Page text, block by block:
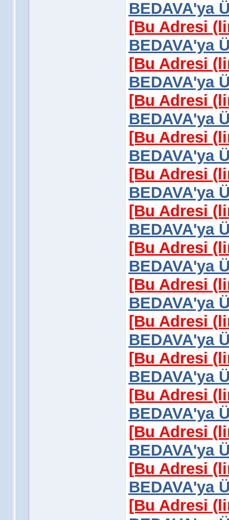
BEDAVA'ya
[Bu Adresi
BEDAVA'ya
[Bu Adresi
BEDAVA'ya
[Bu Adresi
BEDAVA'ya
[Bu Adresi
BEDAVA'ya
[Bu Adresi
BEDAVA'ya
[Bu Adresi
BEDAVA'ya
[Bu Adresi
BEDAVA'ya
[Bu Adresi
BEDAVA'ya
[Bu Adresi
BEDAVA'ya
[Bu Adresi
BEDAVA'ya
[Bu Adresi
BEDAVA'ya
[Bu Adresi
BEDAVA'ya
[Bu Adresi
BEDAVA'ya
[Bu Adresi